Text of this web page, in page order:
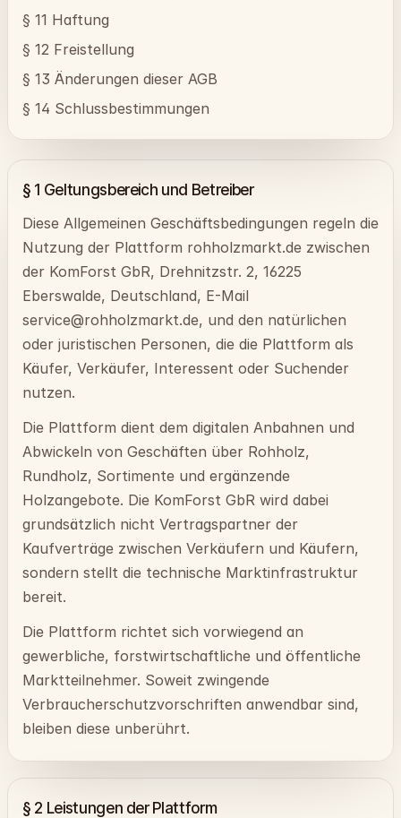
§ 11 Haftung
§ 12 Freistellung
§ 13 Änderungen dieser AGB
§ 14 Schlussbestimmungen
§ 1 Geltungsbereich und Betreiber
Diese Allgemeinen Geschäftsbedingungen regeln die
Nutzung der Plattform rohholzmarkt.de zwischen
der KomForst GbR, Drehnitzstr. 2, 16225
Eberswalde, Deutschland, E-Mail
service@rohholzmarkt.de, und den natürlichen
oder juristischen Personen, die die Plattform als
Käufer, Verkäufer, Interessent oder Suchender
nutzen.
Die Plattform dient dem digitalen Anbahnen und
Abwickeln von Geschäften über Rohholz,
Rundholz, Sortimente und ergänzende
Holzangebote. Die KomForst GbR wird dabei
grundsätzlich nicht Vertragspartner der
Kaufverträge zwischen Verkäufern und Käufern,
sondern stellt die technische Marktinfrastruktur
bereit.
Die Plattform richtet sich vorwiegend an
gewerbliche, forstwirtschaftliche und öffentliche
Marktteilnehmer. Soweit zwingende
Verbraucherschutzvorschriften anwendbar sind,
bleiben diese unberührt.
§ 2 Leistungen der Plattform